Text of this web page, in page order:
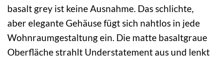
basalt grey ist keine Ausnahme. Das schlichte,
aber elegante Gehäuse fügt sich nahtlos in jede
Wohnraumgestaltung ein. Die matte basaltgraue
Oberfläche strahlt Understatement aus und lenkt